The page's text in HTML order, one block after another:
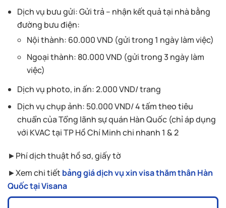
Dịch vụ bưu gửi: Gửi trả – nhận kết quả tại nhà bằng
đường bưu điện:
Nội thành: 60.000 VND (gửi trong 1 ngày làm việc)
Ngoại thành: 80.000 VND (gửi trong 3 ngày làm
việc)
Dịch vụ photo, in ấn: 2.000 VND/ trang
Dịch vụ chụp ảnh: 50.000 VND/ 4 tấm theo tiêu
chuẩn của Tổng lãnh sự quán Hàn Quốc (chỉ áp dụng
với KVAC tại TP Hồ Chí Minh chi nhanh 1 & 2
►Phí dịch thuật hồ sơ, giấy tờ
►Xem chi tiết bảng giá dịch vụ xin visa thăm thân Hàn
Quốc tại Visana